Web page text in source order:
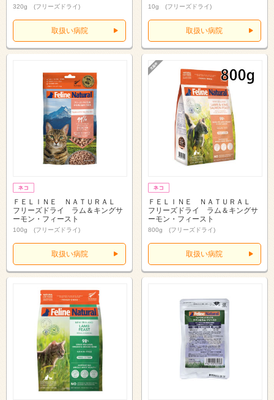
320g (フリーズドライ)
取扱い病院
10g (フリーズドライ)
取扱い病院
ＦＥＬＩＮＥ ＮＡＴＵＲＡＬ
フリーズドライ ラム＆キングサ
ーモン・フィースト
100g (フリーズドライ)
取扱い病院
ＦＥＬＩＮＥ ＮＡＴＵＲＡＬ
フリーズドライ ラム＆キングサ
ーモン・フィースト
800g (フリーズドライ)
取扱い病院